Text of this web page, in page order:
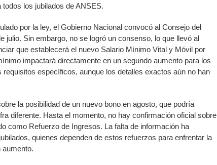
los jubilados de ANSES.
por la ley, el Gobierno Nacional convocó al Consejo del
julio. Sin embargo, no se logró un consenso, lo que llevó al
que establecerá el nuevo Salario Mínimo Vital y Móvil por
impactará directamente en un segundo aumento para los
requisitos específicos, aunque los detalles exactos aún no han
la posibilidad de un nuevo bono en agosto, que podría
diferente. Hasta el momento, no hay confirmación oficial sobre
como Refuerzo de Ingresos. La falta de información ha
quienes dependen de estos refuerzos para enfrentar la
aumento.